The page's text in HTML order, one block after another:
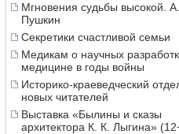
Мгновения судьбы высокой.
Пушкин
Секретики счастливой семьи
Медикам о научных
медицине в годы войны
Историко-краеведческий
новых читателей
Выставка «Былины и сказы
архитектора К. К. Лыгина»